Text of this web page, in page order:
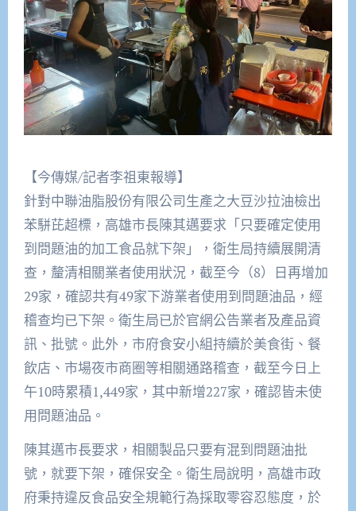
【今傳媒/記者李祖東報導】
針對中聯油脂股份有限公司生產之大豆沙拉油檢出
苯駢芘超標，高雄市長陳其邁要求「只要確定使用
到問題油的加工食品就下架」，衛生局持續展開清
查，釐清相關業者使用狀況，截至今（8）日再增加
29家，確認共有49家下游業者使用到問題油品，經
稽查均已下架。衛生局已於官網公告業者及產品資
訊、批號。此外，市府食安小組持續於美食街、餐
飲店、市場夜市商圈等相關通路稽查，截至今日上
午10時累積1,449家，其中新增227家，確認皆未使
用問題油品。
陳其邁市長要求，相關製品只要有混到問題油批
號，就要下架，確保安全。衛生局說明，高雄市政
府秉持違反食品安全規範行為採取零容忍態度，於